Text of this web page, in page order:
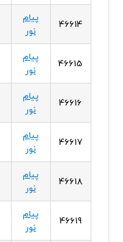
46614
پیام
نور
46615
پیام
نور
46616
پیام
نور
46617
پیام
نور
46618
پیام
نور
46619
پیام
نور